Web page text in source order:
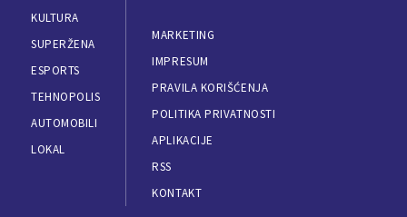
KULTURA
SUPERŽENA
ESPORTS
TEHNOPOLIS
AUTOMOBILI
LOKAL
MARKETING
IMPRESUM
PRAVILA KORIŠĆENJA
POLITIKA PRIVATNOSTI
APLIKACIJE
RSS
KONTAKT